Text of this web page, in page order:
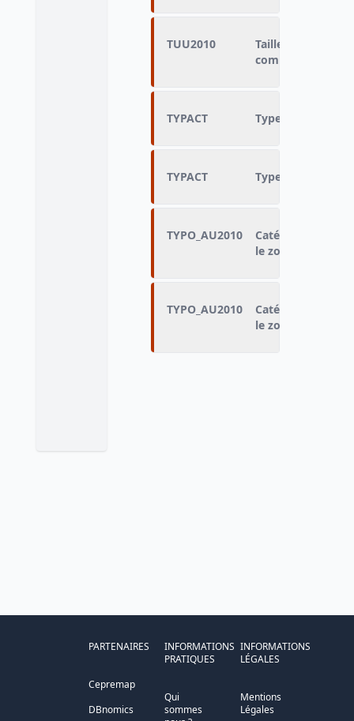
TUU2010
Taille des unités
commune de
TYPACT Type d’activité
TYPACT Type d’activité
TYPO_AU2010
Catégorie de la
le zonage en
TYPO_AU2010
Catégorie de la
le zonage en
PARTENAIRES
Cepremap
DBnomics
INFORMATIONS
PRATIQUES
Qui
sommes
INFORMATIONS
LÉGALES
Mentions
Légales